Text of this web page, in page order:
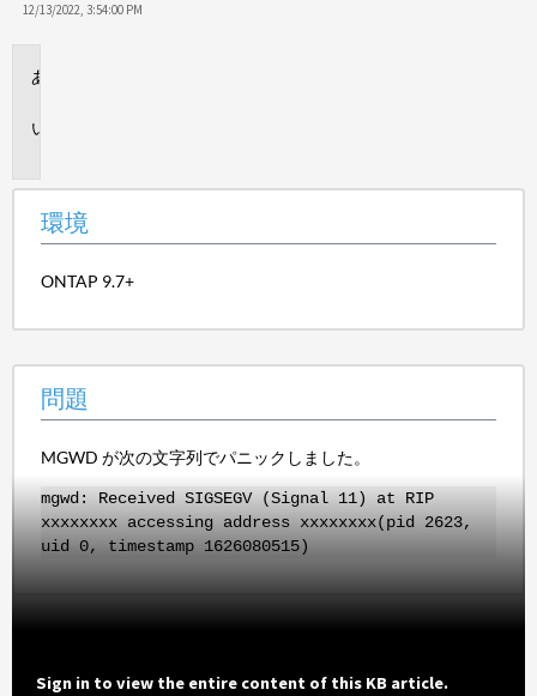
12/13/2022, 3:54:00 PM
環境
ONTAP 9.7+
問題
MGWD が次の文字列でパニックしました。
mgwd: Received SIGSEGV (Signal 11) at RIP
xxxxxxxx accessing address xxxxxxxx(pid 2623,
uid 0, timestamp 1626080515)
Sign in to view the entire content of this KB article.